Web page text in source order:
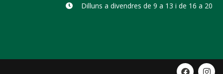
Dilluns a divendres de 9 a 13 i de 16 a 20